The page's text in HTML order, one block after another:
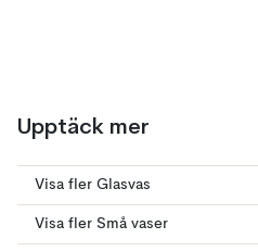
Upptäck mer
Visa fler Glasvas
Visa fler Små vaser